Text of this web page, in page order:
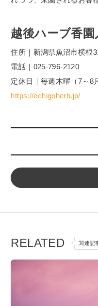
越後ハーブ香園
住所 ｜ 新潟県魚沼市横根
電話 ｜ 025-796-2120
定休日｜ 毎週木曜（7～ 8
https://echigoherb.jp/
RELATED 関連記